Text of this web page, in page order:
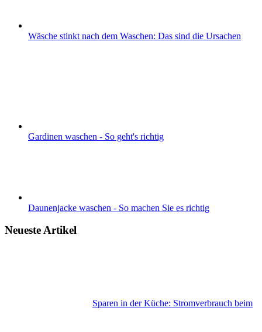
Wäsche stinkt nach dem Waschen: Das sind die Ursachen
Gardinen waschen - So geht's richtig
Daunenjacke waschen - So machen Sie es richtig
Neueste Artikel
Sparen in der Küche: Stromverbrauch beim